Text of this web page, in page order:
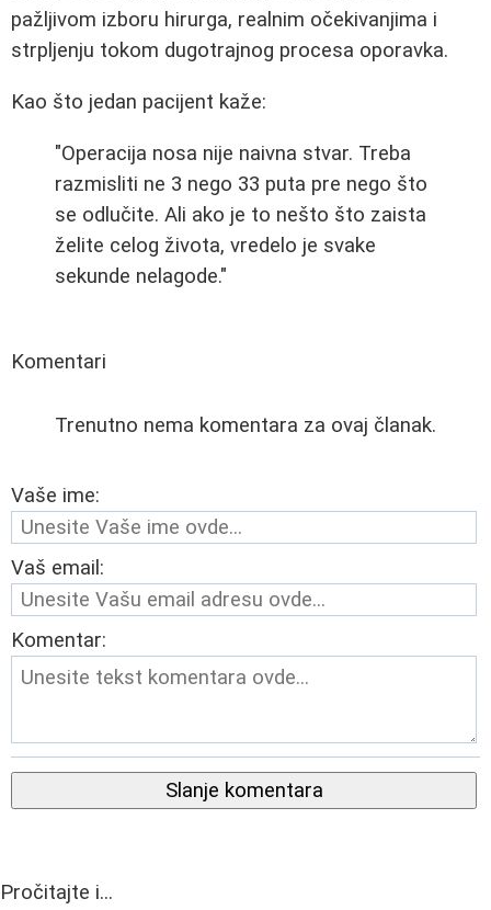
pažljivom izboru hirurga, realnim očekivanjima i
strpljenju tokom dugotrajnog procesa oporavka.
Kao što jedan pacijent kaže:
"Operacija nosa nije naivna stvar. Treba
razmisliti ne 3 nego 33 puta pre nego što
se odlučite. Ali ako je to nešto što zaista
želite celog života, vredelo je svake
sekunde nelagode."
Komentari
Trenutno nema komentara za ovaj članak.
Vaše ime:
Vaš email:
Komentar:
Slanje komentara
Pročitajte i...